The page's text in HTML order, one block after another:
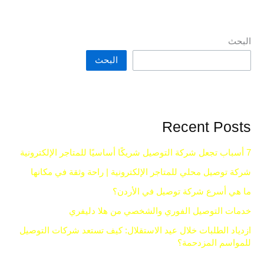
البحث
البحث
Recent Posts
7 أسباب تجعل شركة التوصيل شريكًا أساسيًا للمتاجر الإلكترونية
شركة توصيل محلي للمتاجر الإلكترونية | راحة وثقة في مكانها
ما هي أسرع شركة توصيل في الأردن؟
خدمات التوصيل الفوري والشخصي من هلا دليفري
ازدياد الطلبات خلال عيد الاستقلال: كيف تستعد شركات التوصيل
للمواسم المزدحمة؟